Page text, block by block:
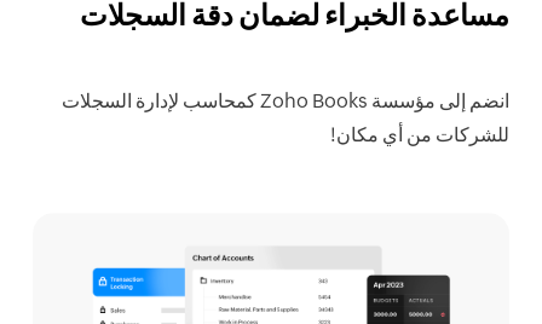
مساعدة الخبراء لضمان دقة السجلات
انضم إلى مؤسسة Zoho Books كمحاسب لإدارة السجلات
للشركات من أي مكان!